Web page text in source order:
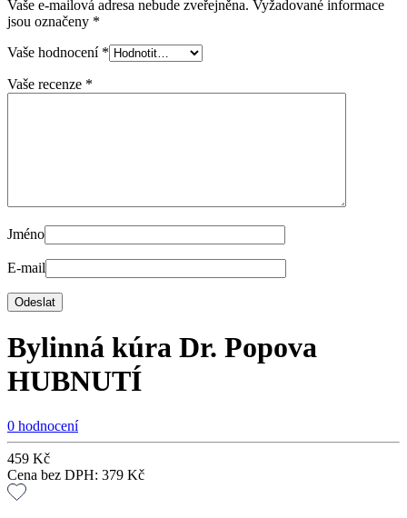
Vaše e-mailová adresa nebude zveřejněna. Vyžadované informace
jsou označeny *
Vaše hodnocení *
Vaše recenze *
Jméno
E-mail
Bylinná kúra Dr. Popova
HUBNUTÍ
0 hodnocení
459 Kč
Cena bez DPH: 379 Kč